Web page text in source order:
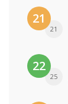
21
21
22
25